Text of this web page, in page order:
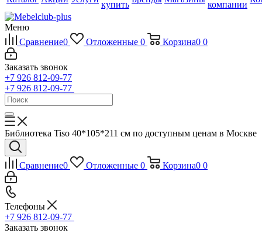
купить
компании
Меню
Сравнение0 Отложенные 0 Корзина0 0
Заказать звонок
+7 926 812-09-77
+7 926 812-09-77
Библиотека Tiso 40*105*211 см по доступным ценам в Москве
Сравнение0 Отложенные 0 Корзина0 0
Телефоны
+7 926 812-09-77
Заказать звонок